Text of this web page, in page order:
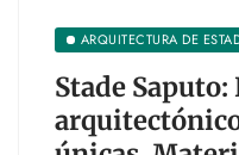
ARQUITECTURA DE
Stade Saputo: